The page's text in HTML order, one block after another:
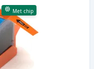
Met chip